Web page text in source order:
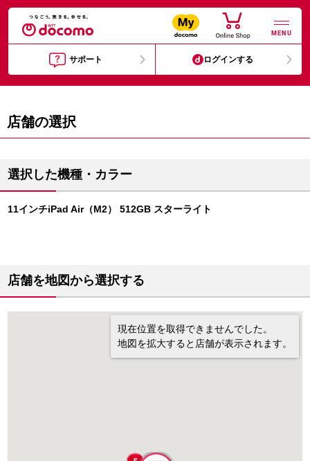
MENU
サポート ログインする
店舗の選択
選択した機種・カラー
11インチiPad Air（M2） 512GB スターライト
店舗を地図から選択する
現在位置を取得できませんでした。
地図を拡大すると店舗が表示されます。